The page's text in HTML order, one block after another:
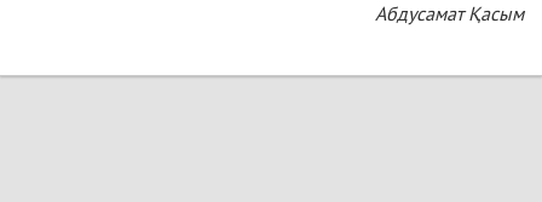
Абдусамат Қасым